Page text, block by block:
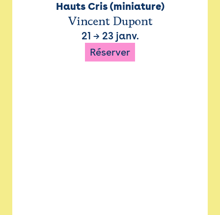
Hauts Cris (miniature)
Vincent Dupont
21 → 23 janv.
Réserver